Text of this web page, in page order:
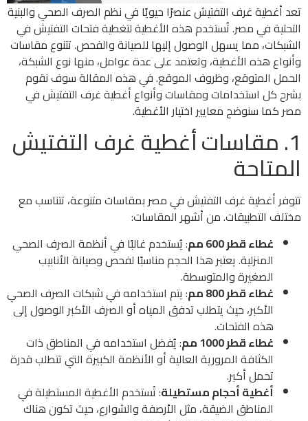
تعد أغطية غرف التفتيش عنصرًا حيويًا في نظم الصرف الصحي والبنية
التحتية في مصر. تُستخدم هذه الأغطية لتغطية فتحات التفتيش في
الشبكات، مما يسهل الوصول إليها للصيانة والفحص. تتنوع مقاسات
وأنواع هذه الأغطية، وتعتمد على عدة عوامل، منها نوع الشبكة،
الحمل المتوقع، وظروف الموقع. في هذه المقالة سوف نقوم
بشرح كل استخدامات ومقاسات وأنواع أغطية غرف التفتيش في
مصر كما سنوضح معايير اختيار الأغطية.
1. مقاسات أغطية غرف التفتيش
المتاحة
تتوفر أغطية غرف التفتيش في مصر بمقاسات متنوعة، تتناسب مع
مختلف التطبيقات. من أشهر المقاسات:
غطاء قطر 600 مم
: يُستخدم غالبًا في أنظمة الصرف الصحي
المنزلية. يعتبر هذا الحجم مناسبًا لفحص وصيانة الأنابيب
الصغيرة والمتوسطة.
غطاء قطر 800 مم
: يتم استخدامه في شبكات الصرف الصحي
الأكبر، حيث يتطلب تدفق المياه أو الصرف الأكبر الوصول إلى
هذه الفتحات.
غطاء قطر 1000 مم
: يُفضل استخدامه في المناطق ذات
الكثافة المرورية العالية أو الأنظمة الكبيرة التي تتطلب قدرة
تحمل أكبر.
أغطية أحجام مستطيلة: تُستخدم الأغطية المستطيلة في
المناطق الضيقة، مثل الأرصفة والشوارع، حيث تكون هناك